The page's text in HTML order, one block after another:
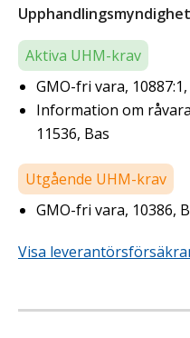
Aktiva UHM-krav
GMO-fri vara, 10887:1,
Information om
11536, Bas
Utgående UHM-krav
GMO-fri vara, 10386,
Visa